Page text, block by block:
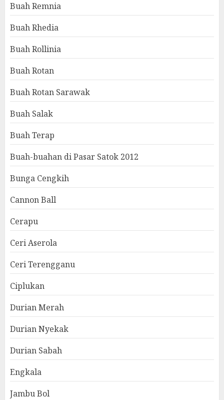
Buah Remnia
Buah Rhedia
Buah Rollinia
Buah Rotan
Buah Rotan Sarawak
Buah Salak
Buah Terap
Buah-buahan di Pasar Satok 2012
Bunga Cengkih
Cannon Ball
Cerapu
Ceri Aserola
Ceri Terengganu
Ciplukan
Durian Merah
Durian Nyekak
Durian Sabah
Engkala
Jambu Bol